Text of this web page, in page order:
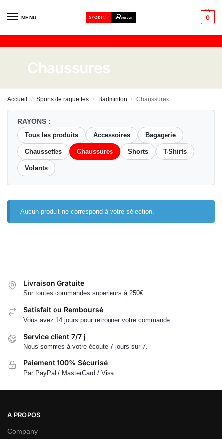
MENU 0
Chaussures
Accueil / Sports de raquettes / Badminton / Chaussures
RAYONS :
Tous les produits
Accessoires Bagagerie
Chaussettes Chaussures Shorts T-Shirts
Volants
Aucun produit ne correspond à votre sélection.
Livraison Gratuite
Sur toutes commandes superieurs à 250€
Satisfait ou Remboursé
Vous avez 14 jours pour retrouner votre commande
Service client 7/7 j
Nous sommes à votre écoute 7 jours sur 7.
Paiement 100% Sécurisé
Par PayPal / MasterCard / Visa
A PROPOS
Company